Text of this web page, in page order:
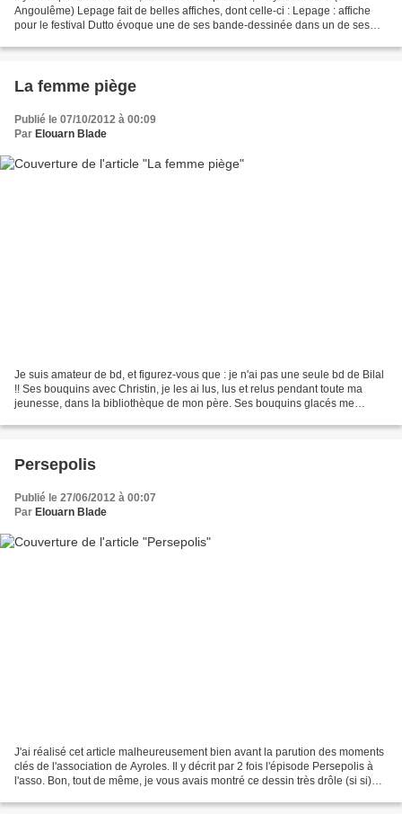
Angoulême) Lepage fait de belles affiches, dont celle-ci : Lepage : affiche
pour le festival Dutto évoque une de ses bande-dessinée dans un de ses
La femme piège
Publié le 07/10/2012 à 00:09
Par Elouarn Blade
Je suis amateur de bd, et figurez-vous que : je n'ai pas une seule bd de Bilal
!! Ses bouquins avec Christin, je les ai lus, lus et relus pendant toute ma
jeunesse, dans la bibliothèque de mon père. Ses bouquins glacés me
Persepolis
Publié le 27/06/2012 à 00:07
Par Elouarn Blade
J'ai réalisé cet article malheureusement bien avant la parution des moments
clés de l'association de Ayroles. Il y décrit par 2 fois l'épisode Persepolis à
l'asso. Bon, tout de même, je vous avais montré ce dessin très drôle (si si)